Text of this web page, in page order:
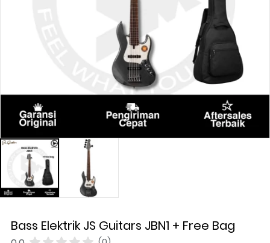
Bass Elektrik JS Guitars JBN1 + Free Bag